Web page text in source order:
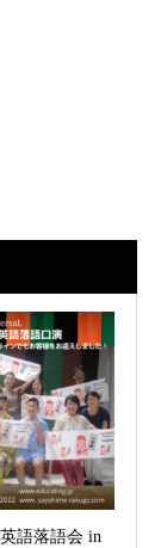
語落語会 in